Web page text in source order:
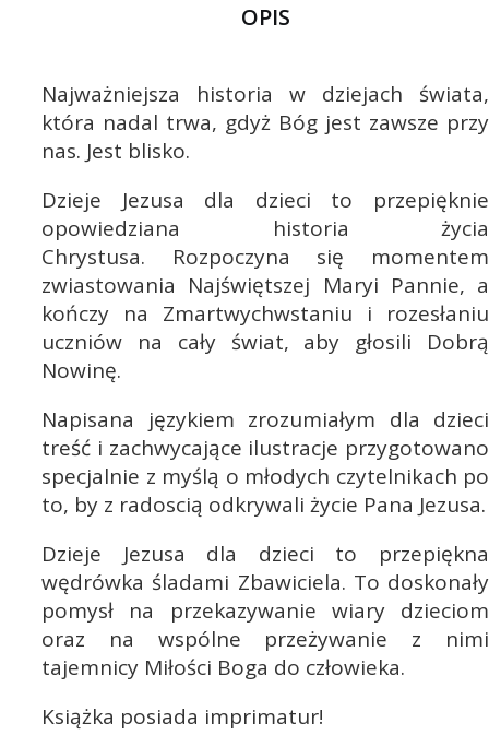
OPIS
Najważniejsza historia w dziejach świata,
która nadal trwa, gdyż Bóg jest zawsze przy
nas. Jest blisko.
Dzieje Jezusa dla dzieci to przepięknie
opowiedziana historia życia
Chrystusa. Rozpoczyna się momentem
zwiastowania Najświętszej Maryi Pannie, a
kończy na Zmartwychwstaniu i rozesłaniu
uczniów na cały świat, aby głosili Dobrą
Nowinę.
Napisana językiem zrozumiałym dla dzieci
treść i zachwycające ilustracje przygotowano
specjalnie z myślą o młodych czytelnikach po
to, by z radoscią odkrywali życie Pana Jezusa.
Dzieje Jezusa dla dzieci to przepiękna
wędrówka śladami Zbawiciela. To doskonały
pomysł na przekazywanie wiary dzieciom
oraz na wspólne przeżywanie z nimi
tajemnicy Miłości Boga do człowieka.
Książka posiada imprimatur!